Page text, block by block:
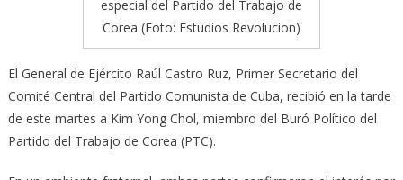
especial del Partido del Trabajo de
Corea (Foto: Estudios Revolucion)
El General de Ejército Raúl Castro Ruz, Primer Secretario del
Comité Central del Partido Comunista de Cuba, recibió en la tarde
de este martes a Kim Yong Chol, miembro del Buró Político del
Partido del Trabajo de Corea (PTC).